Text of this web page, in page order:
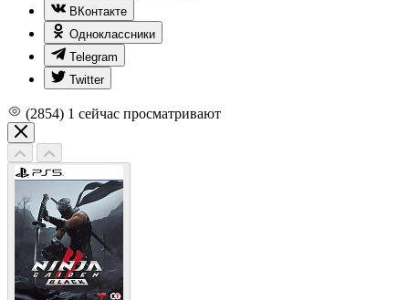
ВКонтакте
Одноклассники
Telegram
Twitter
(2854) 1 сейчас просматривают